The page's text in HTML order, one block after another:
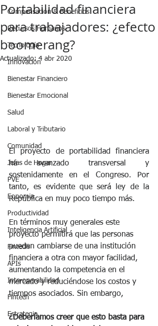
Compensación & Beneficios
Recursos Humanos
Tecnología
Innovación
Bienestar Financiero
Bienestar Emocional
Salud
Laboral y Tributario
Comunidad
Jefas de Hogar
PVE
Eonomia
Productividad
Inteligencia Artificial
Fintech
APIs
Interoperabilidad
Fintech
Estrategia
Portabilidad financiera
para trabajadores: ¿efecto
boomerang?
Actualizado:4 abr 2020
El proyecto de portabilidad financiera
ha avanzado transversal y
sostenidamente en el Congreso. Por
tanto, es evidente que será ley de la
República en muy poco tiempo más.
En términos muy generales este
proyecto permitirá que las personas
puedan cambiarse de una institución
financiera a otra con mayor facilidad,
aumentando la competencia en el
mercado y reduciéndose los costos y
tiempos asociados. Sin embargo,
¿Deberíamos creer que esto basta para